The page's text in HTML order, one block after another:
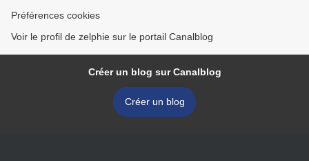
Préférences cookies
Voir le profil de zelphie sur le portail Canalblog
Créer un blog sur Canalblog
Créer un blog